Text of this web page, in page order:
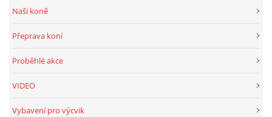
Naši koně
Přeprava koní
Proběhlé akce
VIDEO
Vybavení pro výcvik